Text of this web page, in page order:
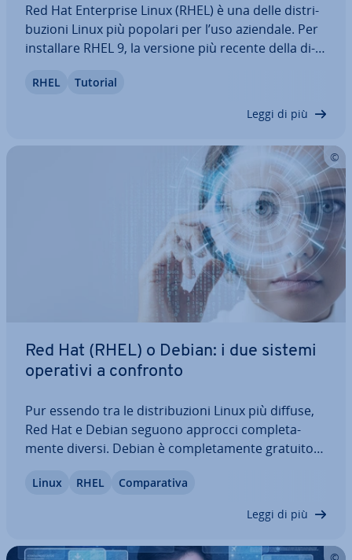
Red Hat En­ter­pri­se Linux (RHEL) è una delle di­stri­
bu­zio­ni Linux più popolari per l’uso aziendale. Per
in­stal­la­re RHEL 9, la versione più recente della di­
questo articolo ti il­lu­stria­mo i requisiti di sistema
RHEL Tutorial
Leggi di più
Red Hat (RHEL) o Debian: i due sistemi
operativi a confronto
Pur essendo tra le di­stri­bu­zio­ni Linux più diffuse,
Red Hat e Debian seguono approcci com­ple­ta­
men­te diversi. Debian è com­ple­ta­men­te gratuito
mentre RHEL è una soluzione pro­prie­ta­ria ot­ti­miz­
Linux RHEL Com­pa­ra­ti­va
Leggi di più